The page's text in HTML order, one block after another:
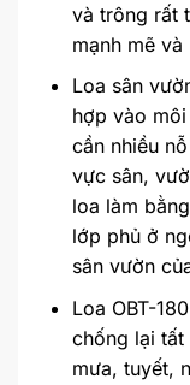
và trông rất
mạnh mẽ
Loa sân
hợp vào
cần nhiều
vực sân,
loa làm
lớp phủ ở
sân vườn
Loa OBT-
chống lại
mưa, tuyết,